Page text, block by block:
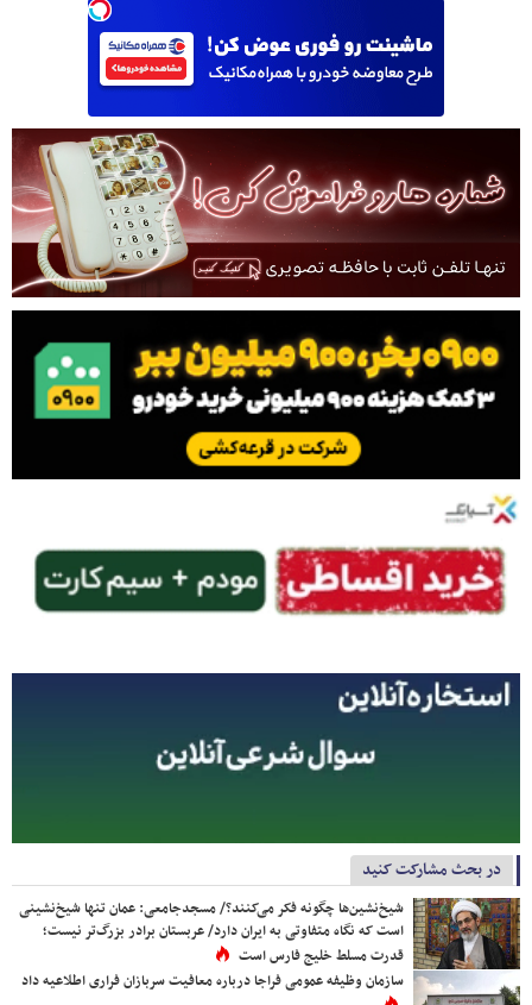
در بحث مشارکت کنید
شیخ‌نشین‌ها چگونه فکر می‌کنند؟/ مسجدجامعی: عمان تنها شیخ‌نشینی
است که نگاه متفاوتی به ایران دارد/ عربستان برادر بزرگ‌تر نیست؛
قدرت مسلط خلیج فارس است
سازمان وظیفه عمومی فراجا درباره معافیت سربازان فراری اطلاعیه داد